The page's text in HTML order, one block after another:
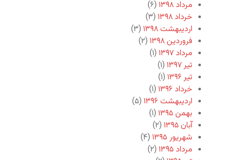
مرداد ۱۳۹۸
(۶)
خرداد ۱۳۹۸
(۳)
اردیبهشت ۱۳۹۸
(۳)
فروردین ۱۳۹۸
(۲)
مرداد ۱۳۹۷
(۱)
تیر ۱۳۹۷
(۱)
تیر ۱۳۹۶
(۱)
خرداد ۱۳۹۶
(۱)
اردیبهشت ۱۳۹۶
(۵)
بهمن ۱۳۹۵
(۱)
آبان ۱۳۹۵
(۲)
شهریور ۱۳۹۵
(۴)
مرداد ۱۳۹۵
(۲)